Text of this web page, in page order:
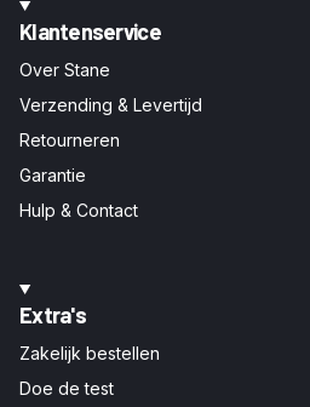
Klantenservice
Over Stane
Verzending & Levertijd
Retourneren
Garantie
Hulp & Contact
Extra's
Zakelijk bestellen
Doe de test